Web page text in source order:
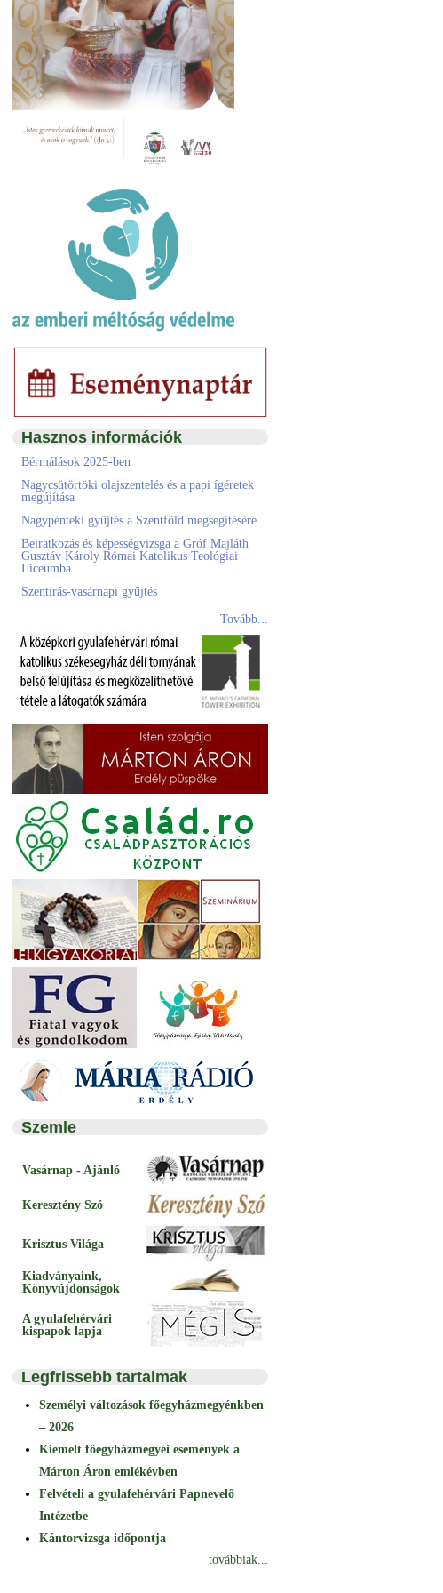
Hasznos információk
Bérmálások 2025-ben
Nagycsütörtöki olajszentelés és a papi ígéretek
megújítása
Nagypénteki gyűjtés a Szentföld megsegítésére
Beiratkozás és képességvizsga a Gróf Majláth
Gusztáv Károly Római Katolikus Teológiai
Líceumba
Szentírás-vasárnapi gyűjtés
Tovább...
Szemle
Vasárnap - Ajánló
Keresztény Szó
Krisztus Világa
Kiadványaink,
Könyvújdonságok
A gyulafehérvári
kispapok lapja
Legfrissebb tartalmak
Személyi változások főegyházmegyénkben
– 2026
Kiemelt főegyházmegyei események a
Márton Áron emlékévben
Felvételi a gyulafehérvári Papnevelő
Intézetbe
Kántorvizsga időpontja
továbbiak...